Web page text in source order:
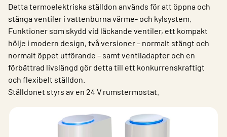
Kontakt
Choose languge
Sweden
Detta termoelektriska ställdon används för att öppna och
stänga ventiler i vattenburna värme- och kylsystem.
Funktioner som skydd vid läckande ventiler, ett kompakt
hölje i modern design, två versioner – normalt stängt och
normalt öppet utförande – samt ventiladapter och en
förbättrad livslängd gör detta till ett konkurrenskraftigt
och flexibelt ställdon.
Ställdonet styrs av en 24 V rumstermostat.